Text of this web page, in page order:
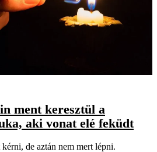
ment keresztül a
aki vonat elé feküdt
de aztán nem mert lépni.